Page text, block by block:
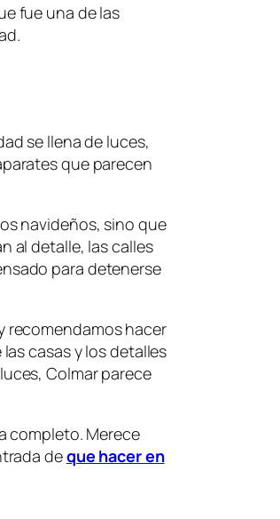
fue una de las
se llena de luces,
que parecen
navideños, sino que
al detalle, las calles
para detenerse
recomendamos hacer
casas y los detalles
Colmar parece
completo. Merece
deque hacer en